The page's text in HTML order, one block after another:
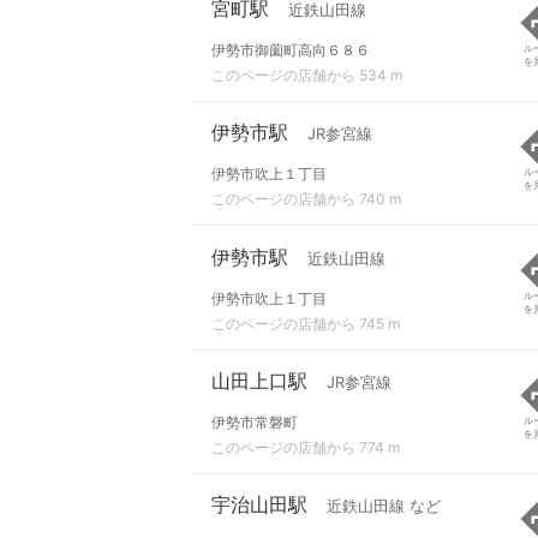
宮町駅 近鉄山田線
伊勢市御薗町高向６８６
このページの店舗から 534 m
ル
を
伊勢市駅 JR参宮線
伊勢市吹上１丁目
このページの店舗から 740 m
ル
を
伊勢市駅 近鉄山田線
伊勢市吹上１丁目
このページの店舗から 745 m
ル
を
山田上口駅 JR参宮線
伊勢市常磐町
このページの店舗から 774 m
ル
を
宇治山田駅 近鉄山田線 など